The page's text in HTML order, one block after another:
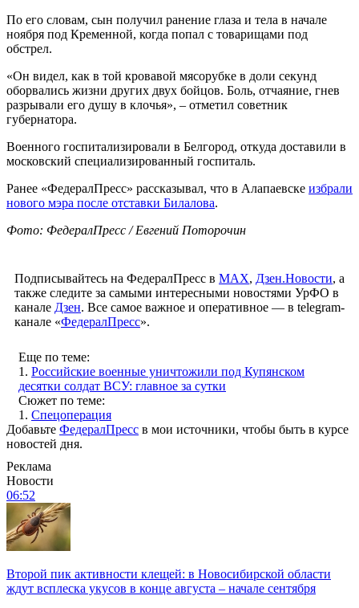
По его словам, сын получил ранение глаза и тела в начале
ноября под Кременной, когда попал с товарищами под
обстрел.
«Он видел, как в той кровавой мясорубке в доли секунд
оборвались жизни других двух бойцов. Боль, отчаяние, гнев
разрывали его душу в клочья», – отметил советник
губернатора.
Военного госпитализировали в Белгород, откуда доставили в
московский специализированный госпиталь.
Ранее «ФедералПресс» рассказывал, что в Алапаевске избрали
нового мэра после отставки Билалова.
Фото: ФедералПресс / Евгений Поторочин
Подписывайтесь на ФедералПресс в МАХ, Дзен.Новости, а
также следите за самыми интересными новостями УрФО в
канале Дзен. Все самое важное и оперативное — в telegram-
канале «ФедералПресс».
Еще по теме:
1. Российские военные уничтожили под Купянском
десятки солдат ВСУ: главное за сутки
Сюжет по теме:
1. Спецоперация
Добавьте ФедералПресс в мои источники, чтобы быть в курсе
новостей дня.
Реклама
Новости
06:52
Второй пик активности клещей: в Новосибирской области
ждут всплеска укусов в конце августа – начале сентября